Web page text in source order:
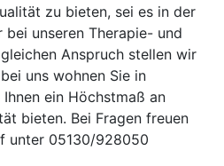
zu bieten, sei es in der
bei unseren Therapie- und
Anspruch stellen wir
uns wohnen Sie in
ein Höchstmaß an
bieten. Bei Fragen freuen
unter 05130/928050